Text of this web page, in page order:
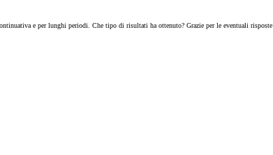
e per lunghi periodi. Che tipo di risultati ha ottenuto? Grazie per le eventuali risposte